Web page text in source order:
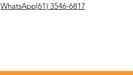
WhatsApp(61) 3546-6817